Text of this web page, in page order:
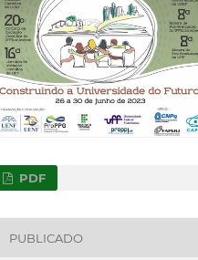
PDF
PUBLICADO